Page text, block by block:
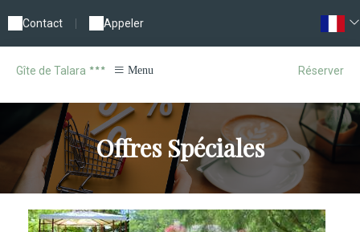
Contact Appeler
Gîte de Talara Menu Réserver
Offres Spéciales